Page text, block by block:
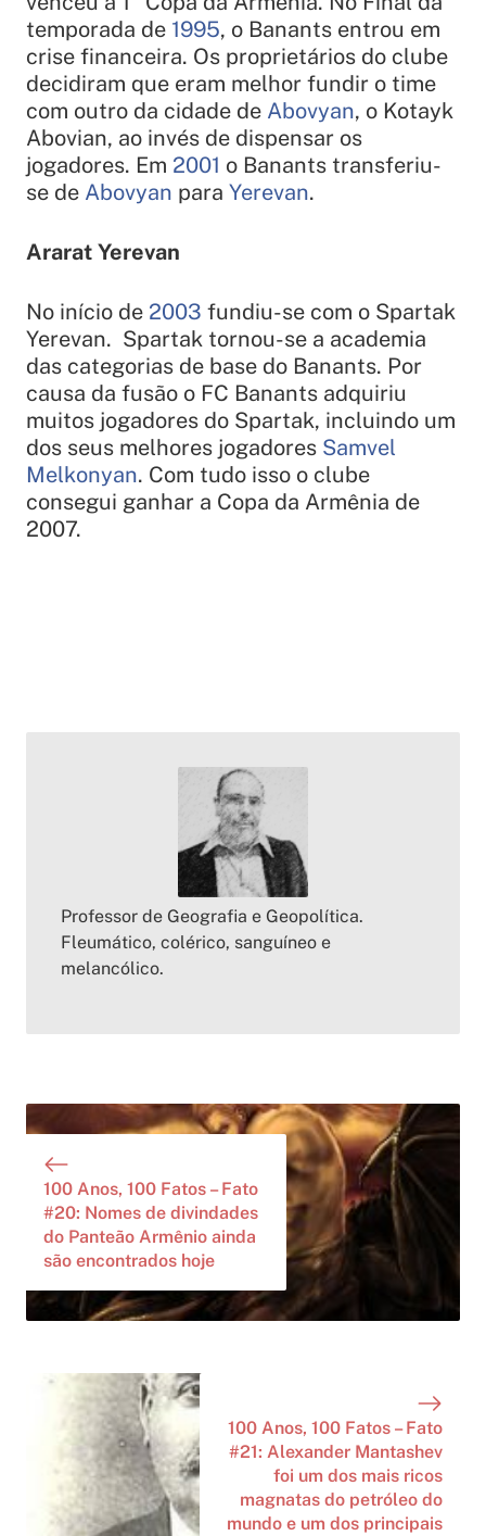
temporada de 1995, o Banants entrou em
crise financeira. Os proprietários do clube
decidiram que eram melhor fundir o time
com outro da cidade de Abovyan, o Kotayk
Abovian, ao invés de dispensar os
jogadores. Em 2001 o Banants transferiu-
se de Abovyan para Yerevan.
Ararat Yerevan
No início de 2003 fundiu-se com o Spartak
Yerevan. Spartak tornou-se a academia
das categorias de base do Banants. Por
causa da fusão o FC Banants adquiriu
muitos jogadores do Spartak, incluindo um
dos seus melhores jogadores Samvel
Melkonyan. Com tudo isso o clube
consegui ganhar a Copa da Armênia de
2007.
Professor de Geografia e Geopolítica.
Fleumático, colérico, sanguíneo e
melancólico.
100 Anos, 100 Fatos – Fato
#20: Nomes de divindades
do Panteão Armênio ainda
são encontrados hoje
100 Anos, 100 Fatos – Fato
#21: Alexander Mantashev
foi um dos mais ricos
magnatas do petróleo do
mundo e um dos principais